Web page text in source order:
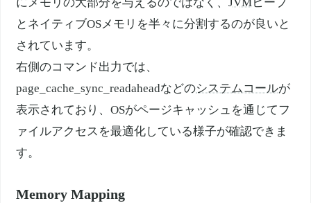
にメモリの大部分を与えるのではなく、JVMヒープ
とネイティブOSメモリを半々に分割するのが良いと
されています。
右側のコマンド出力では、
page_cache_sync_readaheadなどのシステムコールが
表示されており、OSがページキャッシュを通じてフ
ァイルアクセスを最適化している様子が確認できま
す。
Memory Mapping